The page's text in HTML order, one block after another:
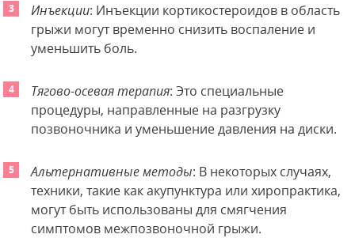
Инъекции: Инъекции кортикостероидов в область
грыжи могут временно снизить воспаление и
уменьшить боль.
Тягово-осевая терапия: Это специальные
процедуры, направленные на разгрузку
позвоночника и уменьшение давления на диски.
Альтернативные методы: В некоторых случаях,
техники, такие как акупунктура или хиропрактика,
могут быть использованы для смягчения
симптомов межпозвоночной грыжи.